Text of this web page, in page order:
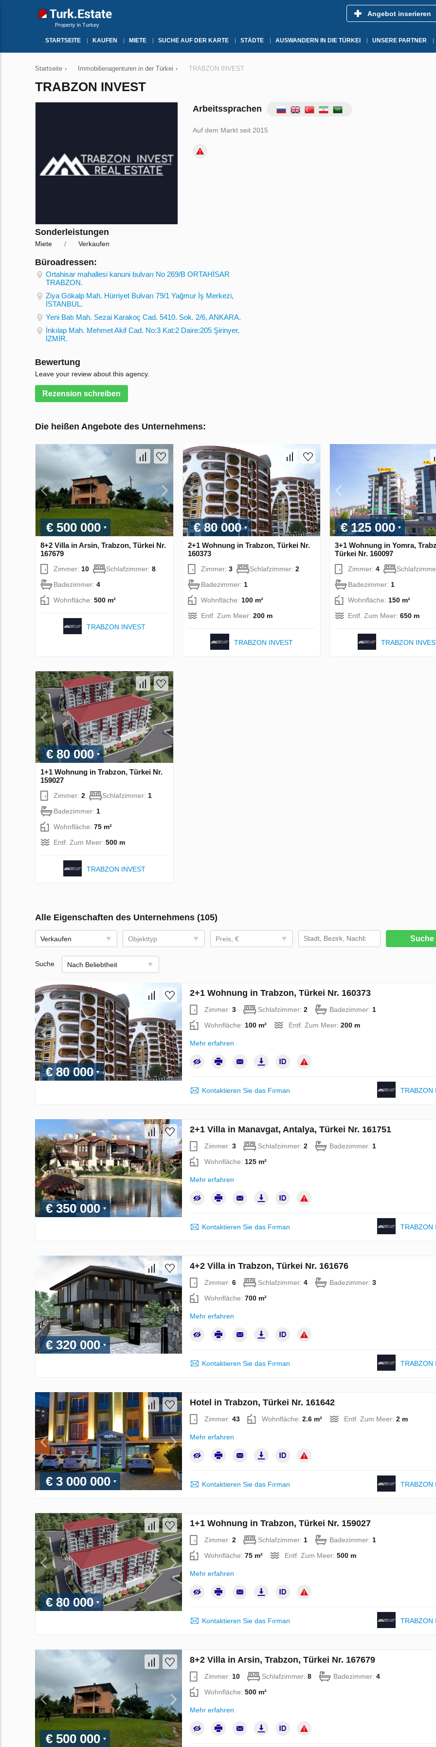
Property in Turkey
Angebot inserieren
STARTSEITE KAUFEN MIETE SUCHE AUF DER KARTE STÄDTE AUSWANDERN IN DIE TÜRKEI UNSERE PARTNER
Startseite › Immobilienagenturen in der Türkei › TRABZON INVEST
TRABZON INVEST
Arbeitssprachen
Auf dem Markt seit 2015
Sonderleistungen
Miete Verkaufen
Büroadressen:
Ortahisar mahallesi kanuni bulvarı No 269/B ORTAHİSAR
TRABZON.
Ziya Gökalp Mah. Hürriyet Bulvarı 79/1 Yağmur İş Merkezi,
İSTANBUL.
Yeni Batı Mah. Sezai Karakoç Cad. 5410. Sok. 2/6, ANKARA.
İnkılap Mah. Mehmet Akif Cad. No:3 Kat:2 Daire:205 Şirinyer,
İZMİR.
Bewertung
Leave your review about this agency.
Rezension schreiben
Die heißen Angebote des Unternehmens:
€ 500 000
8+2 Villa in Arsin, Trabzon, Türkei Nr.
167679
Zimmer: 10 Schlafzimmer: 8
Badezimmer: 4
Wohnfläche: 500 m²
TRABZON INVEST
€ 80 000
2+1 Wohnung in Trabzon, Türkei Nr.
160373
Zimmer: 3 Schlafzimmer: 2
Badezimmer: 1
Wohnfläche: 100 m²
Entf. Zum Meer: 200 m
TRABZON INVEST
€ 125 000
3+1 Wohnung in Yomra,
Türkei Nr. 160097
Zimmer:4
Badezimmer: 1
Wohnfläche: 150 m²
Entf. Zum Meer:650 m
TRABZON
€ 80 000
1+1 Wohnung in Trabzon, Türkei Nr.
159027
Zimmer: 2 Schlafzimmer: 1
Badezimmer: 1
Wohnfläche: 75 m²
Entf. Zum Meer: 500 m
TRABZON INVEST
Alle Eigenschaften des Unternehmens (105)
Verkaufen Objekttyp Preis, € Suche
Suche Nach Beliebtheit
€ 80 000
2+1 Wohnung in Trabzon, Türkei Nr. 160373
Zimmer: 3 Schlafzimmer: 2 Badezimmer: 1
Wohnfläche: 100 m² Entf. Zum Meer: 200 m
Mehr erfahren
Kontaktieren Sie das Fırman TRABZON
€ 350 000
2+1 Villa in Manavgat, Antalya, Türkei Nr. 161751
Zimmer: 3 Schlafzimmer: 2 Badezimmer: 1
Wohnfläche: 125 m²
Mehr erfahren
Kontaktieren Sie das Fırman TRABZON
€ 320 000
4+2 Villa in Trabzon, Türkei Nr. 161676
Zimmer: 6 Schlafzimmer: 4 Badezimmer: 3
Wohnfläche: 700 m²
Mehr erfahren
Kontaktieren Sie das Fırman TRABZON
€ 3 000 000
Hotel in Trabzon, Türkei Nr. 161642
Zimmer: 43 Wohnfläche: 2.6 m² Entf. Zum Meer: 2 m
Mehr erfahren
Kontaktieren Sie das Fırman TRABZON
€ 80 000
1+1 Wohnung in Trabzon, Türkei Nr. 159027
Zimmer: 2 Schlafzimmer: 1 Badezimmer: 1
Wohnfläche: 75 m² Entf. Zum Meer: 500 m
Mehr erfahren
Kontaktieren Sie das Fırman TRABZON
€ 500 000
8+2 Villa in Arsin, Trabzon, Türkei Nr. 167679
Zimmer: 10 Schlafzimmer: 8 Badezimmer: 4
Wohnfläche: 500 m²
Mehr erfahren